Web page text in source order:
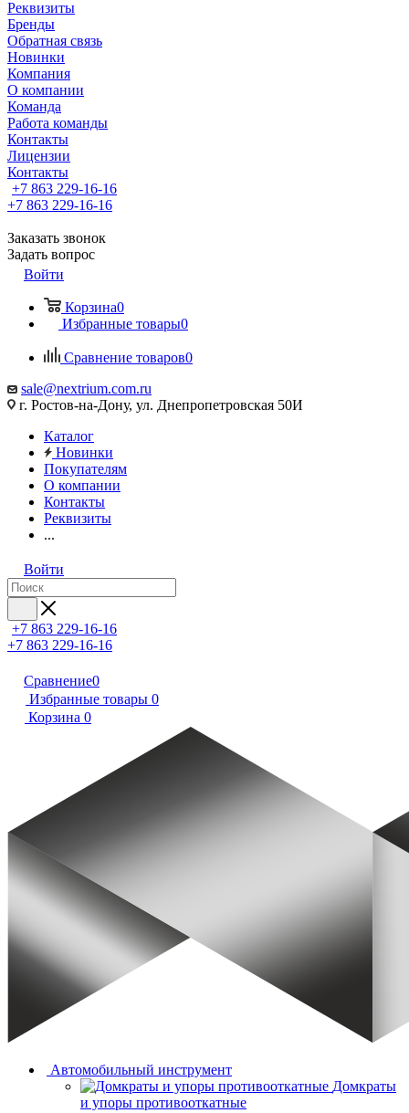
Реквизиты
Бренды
Обратная связь
Новинки
Компания
О компании
Команда
Работа команды
Контакты
Лицензии
Контакты
+7 863 229-16-16
+7 863 229-16-16
Заказать звонок
Задать вопрос
Войти
Корзина0
Избранные товары0
Сравнение товаров0
sale@nextrium.com.ru
г. Ростов-на-Дону, ул. Днепропетровская 50И
Каталог
Новинки
Покупателям
О компании
Контакты
Реквизиты
...
Войти
+7 863 229-16-16
+7 863 229-16-16
Сравнение0
Избранные товары 0
Корзина 0
Автомобильный инструмент
Домкраты
и упоры противооткатные